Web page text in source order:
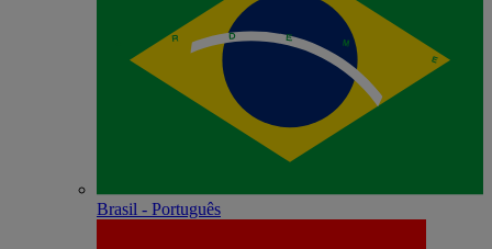
Brasil - Português